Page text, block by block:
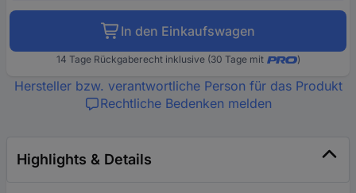
In den Einkaufswagen
14 Tage Rückgaberecht inklusive (30 Tage mit )
Hersteller bzw. verantwortliche Person für das Produkt
Rechtliche Bedenken melden
Highlights & Details